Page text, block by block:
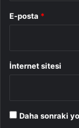
E-posta *
İnternet sitesi
Daha sonraki